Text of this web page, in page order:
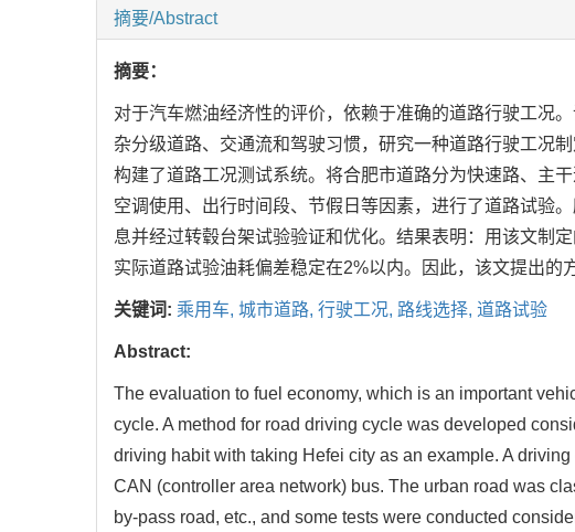
摘要/Abstract
摘要：
对于汽车燃油经济性的评价，依赖于准确的道路行驶工况
杂分级道路、交通流和驾驶习惯，研究一种道路行驶工况
构建了道路工况测试系统。将合肥市道路分为快速路、主
空调使用、出行时间段、节假日等因素，进行了道路试验
息并经过转毂台架试验验证和优化。结果表明：用该文制
实际道路试验油耗偏差稳定在2%以内。因此，该文提出的
关键词: 乘用车, 城市道路, 行驶工况, 路线选择, 道路试验
Abstract:
The evaluation to fuel economy, which is an important
cycle. A method for road driving cycle was developed
driving habit with taking Hefei city as an example. A
CAN (controller area network) bus. The urban road was
by-pass road, etc., and some tests were conducted